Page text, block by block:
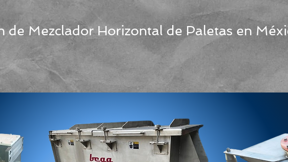
de Mezclador Horizontal de Paletas en